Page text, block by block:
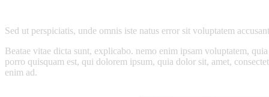
Sed ut perspiciatis, unde omnis iste natus error sit voluptatem
Beatae vitae dicta sunt, explicabo. nemo enim ipsam voluptatem,
porro quisquam est, qui dolorem ipsum, quia dolor sit, amet,
enim ad.